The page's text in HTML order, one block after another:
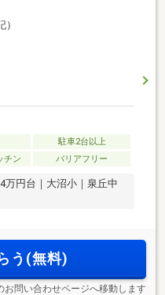
）
駐車2台以上
チン バリアフリー
万円台｜大沼小｜泉丘中
う(無料)
お問い合わせページへ移動します